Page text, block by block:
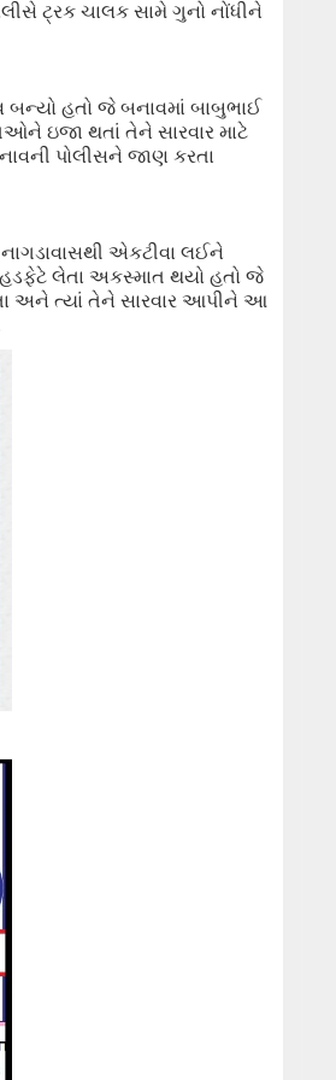
ટ્રક ચાલક સામે ગુનો નોંધીને
બન્યો હતો જે બનાવમાં બાબુભાઈ
ઇજા થતાં તેને સારવાર માટે
પોલીસને જાણ કરતા
થી એકટીવા લઈને
લેતા અકસ્માત થયો હતો જે
અને ત્યાં તેને સારવાર આપીને આ